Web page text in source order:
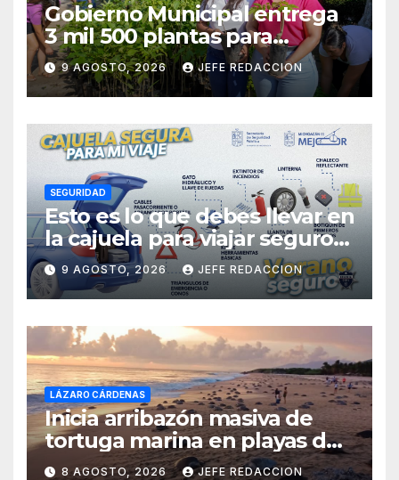
Gobierno Municipal entrega
3 mil 500 plantas para
sumarse a la Jornada
Nacional de Reforestación
9 AGOSTO, 2026 JEFE REDACCION
SEGURIDAD
Esto es lo que debes llevar en
la cajuela para viajar seguro
por carretera
9 AGOSTO, 2026 JEFE REDACCION
LÁZARO CÁRDENAS
Inicia arribazón masiva de
tortuga marina en playas de
Michoacán
8 AGOSTO, 2026 JEFE REDACCION